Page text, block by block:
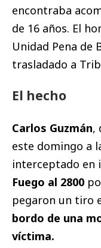
encontraba
de 16 años. El
Unidad Pena de
trasladado a
El hecho
Carlos Guzmán,
este domingo a
interceptado en
Fuego al 2800
pegaron un tiro
bordo de una
víctima.